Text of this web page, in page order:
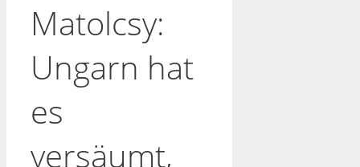
Matolcsy:
Ungarn hat
es
versäumt,